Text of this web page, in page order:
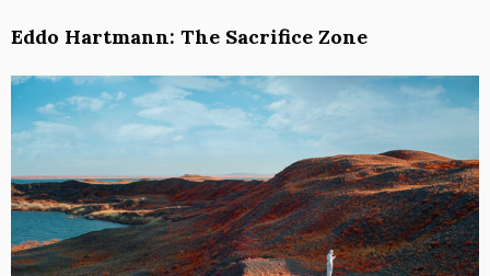
Eddo Hartmann: The Sacrifice Zone